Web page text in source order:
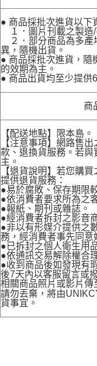
● 商品採批次進貨以下
１．圖片刊載之製造/
２．部分商品為多產
異，隨機出貨。
● 商品採批次進貨，隨
的效期為主。
● 商品出貨均至少提供
商
【配送地點】限本島。
【注意事項】網路售
款、退換貨服務。若
主。
【退貨說明】若您購
提供退貨服務：
●易於腐敗、保存期限
●依消費者要求所為之
●報紙、期刊或雜誌。
●經消費者拆封之影音
●非以有形媒介提供之
務，經消費者事先同意
●已拆封之個人衛生用
●依通訊交易解除權合
●收到商品後如發現有
後7天內以客服留言或
相關商品照片或影片傳
請勿丟棄，將由
貨事宜。